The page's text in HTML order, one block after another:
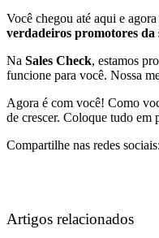
Você chegou até aqui e
verdadeiros promotores da
Na Sales Check, estamos
funcione para você. Nossa
Agora é com você! Como
de crescer. Coloque tudo em
Compartilhe nas redes sociais:
Artigos relacionados